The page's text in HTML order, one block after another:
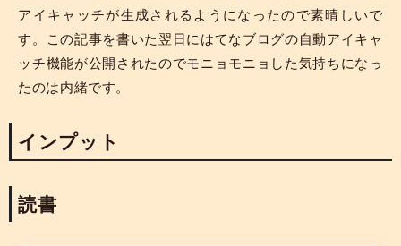
アイキャッチが生成されるようになったので素晴しいで
す。この記事を書いた翌日にはてなブログの自動アイキャ
ッチ機能が公開されたのでモニョモニョした気持ちになっ
たのは内緒です。
インプット
読書